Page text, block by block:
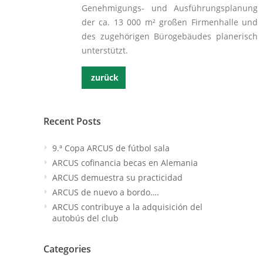
Genehmigungs- und Ausführungsplanung
der ca. 13 000 m² großen Firmenhalle und
des zugehörigen Bürogebäudes planerisch
unterstützt.
zurück
Recent Posts
9.ª Copa ARCUS de fútbol sala
ARCUS cofinancia becas en Alemania
ARCUS demuestra su practicidad
ARCUS de nuevo a bordo….
ARCUS contribuye a la adquisición del
autobús del club
Categories